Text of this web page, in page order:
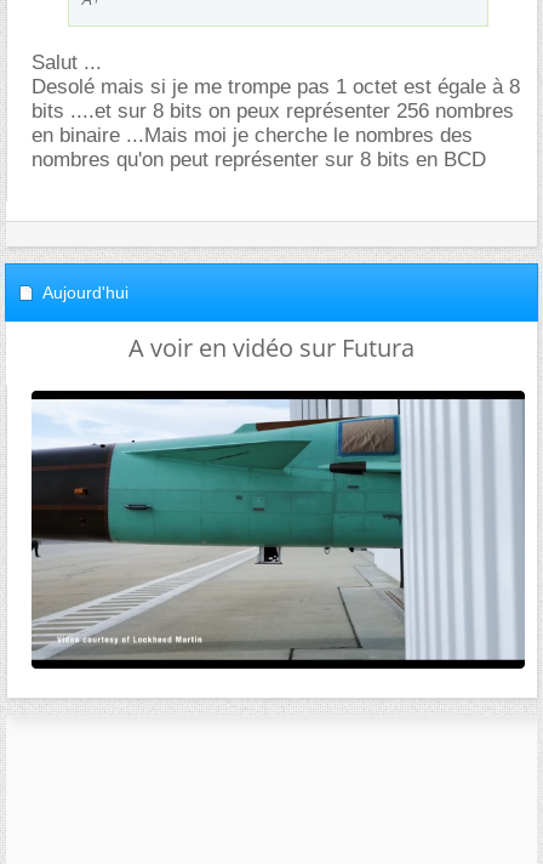
Salut ...
Desolé mais si je me trompe pas 1 octet est égale à 8
bits ....et sur 8 bits on peux représenter 256 nombres
en binaire ...Mais moi je cherche le nombres des
nombres qu'on peut représenter sur 8 bits en BCD
Aujourd'hui
A voir en vidéo sur Futura